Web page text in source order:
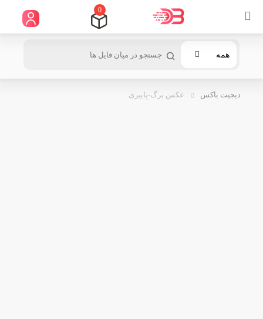
0
همه
دیجیت باکس عکس برگ-پاییزی